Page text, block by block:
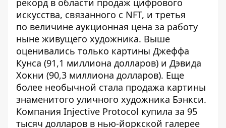
рекорд в области продаж цифрового
искусства, связанного с NFT, и третья
по величине аукционная цена за работу
ныне живущего художника. Выше
оценивались только картины Джеффа
Кунса (91,1 миллиона долларов) и Дэвида
Хокни (90,3 миллиона долларов). Еще
более необычной стала продажа картины
знаменитого уличного художника Бэнкси.
Компания Injective Protocol купила за 95
тысяч долларов в нью-йоркской галерее